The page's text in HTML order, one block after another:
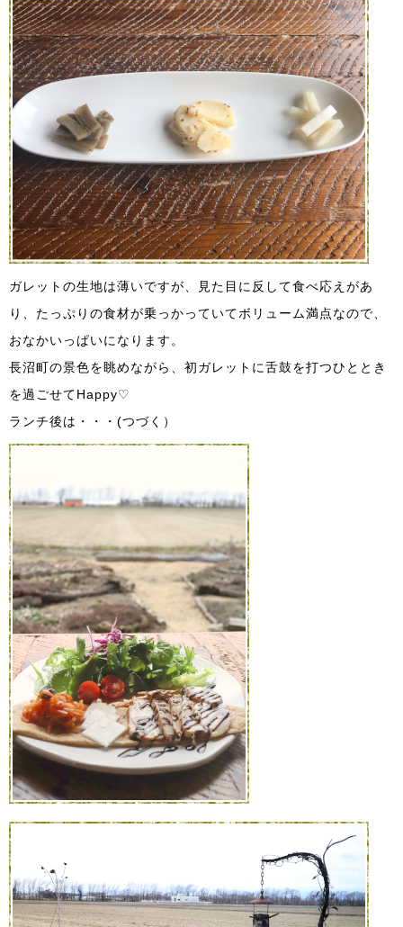
ガレットの生地は薄いですが、見た目に反して食べ応えがあ
り、たっぷりの食材が乗っかっていてボリューム満点なので、
おなかいっぱいになります。
長沼町の景色を眺めながら、初ガレットに舌鼓を打つひととき
を過ごせてHappy♡
ランチ後は・・・(つづく）